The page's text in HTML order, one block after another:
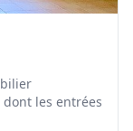
les entrées